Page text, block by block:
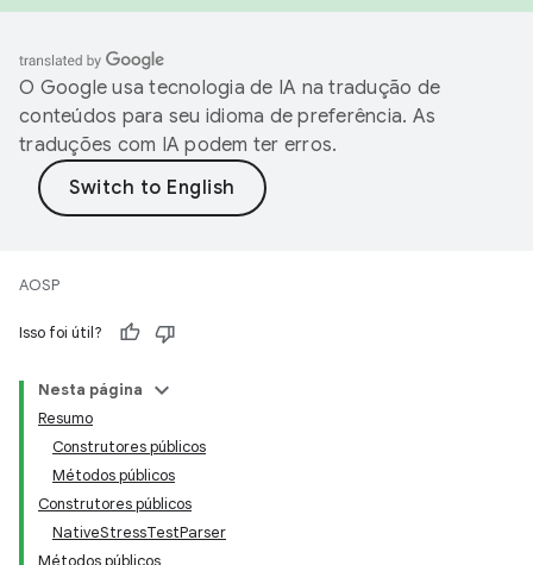
O Google usa tecnologia de IA na tradução de
conteúdos para seu idioma de preferência. As
traduções com IA podem ter erros.
AOSP
Isso foi útil?
Nesta página
Resumo
Construtores públicos
Métodos públicos
Construtores públicos
NativeStressTestParser
Métodos públicos